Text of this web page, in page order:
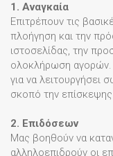
1. Αναγκαία
Επιτρέπουν τις
πλοήγηση και την
ιστοσελίδας, την
ολοκλήρωση αγορών.
για να λειτουργήσει
σκοπό την
2. Επιδόσεων
Mας βοηθούν να
αλληλοεπιδρούν οι